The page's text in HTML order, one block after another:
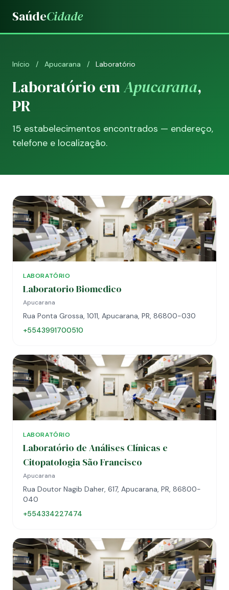
SaúdeCidade
Início / Apucarana / Laboratório
Laboratório emApucarana,
PR
15 estabelecimentos encontrados — endereço,
telefone e localização.
LABORATÓRIO
Laboratorio Biomedico
Apucarana
Rua Ponta Grossa, 1011, Apucarana, PR, 86800-030
+5543991700510
LABORATÓRIO
Laboratório de Análises Clínicas e
Citopatologia São Francisco
Apucarana
Rua Doutor Nagib Daher, 617, Apucarana, PR, 86800-
040
+554334227474